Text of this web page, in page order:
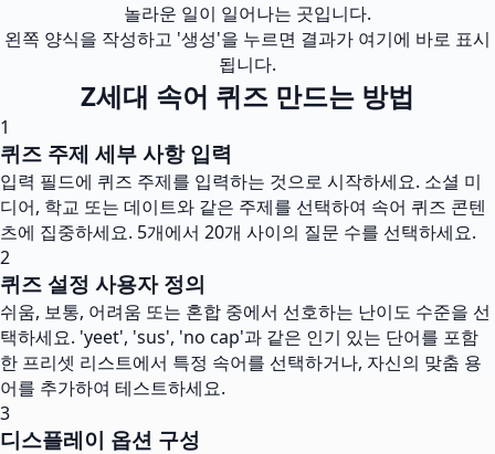
놀라운 일이 일어나는 곳입니다.
왼쪽 양식을 작성하고 '생성'을 누르면 결과가 여기에 바로 표시
됩니다.
Z세대 속어 퀴즈 만드는 방법
1
퀴즈 주제 세부 사항 입력
입력 필드에 퀴즈 주제를 입력하는 것으로 시작하세요. 소셜 미
디어, 학교 또는 데이트와 같은 주제를 선택하여 속어 퀴즈 콘텐
츠에 집중하세요. 5개에서 20개 사이의 질문 수를 선택하세요.
2
퀴즈 설정 사용자 정의
쉬움, 보통, 어려움 또는 혼합 중에서 선호하는 난이도 수준을 선
택하세요. 'yeet', 'sus', 'no cap'과 같은 인기 있는 단어를 포함
한 프리셋 리스트에서 특정 속어를 선택하거나, 자신의 맞춤 용
어를 추가하여 테스트하세요.
3
디스플레이 옵션 구성